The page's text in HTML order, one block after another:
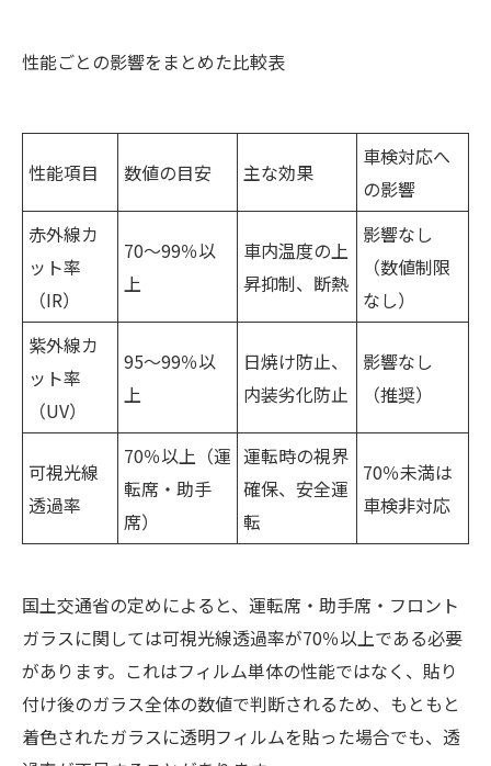
性能ごとの影響をまとめた比較表
性能項目 数値の目安 主な効果
車検対応へ
の影響
赤外線カ
ット率
（IR）
70～99％以
上
車内温度の上
昇抑制、断熱
影響なし
（数値制限
なし）
紫外線カ
ット率
（UV）
95～99％以
上
日焼け防止、
内装劣化防止
影響なし
（推奨）
可視光線
透過率
70％以上（運
転席・助手
席）
運転時の視界
確保、安全運
転
70％未満は
車検非対応
国土交通省の定めによると、運転席・助手席・フロント
ガラスに関しては可視光線透過率が70％以上である必要
があります。これはフィルム単体の性能ではなく、貼り
付け後のガラス全体の数値で判断されるため、もともと
着色されたガラスに透明フィルムを貼った場合でも、透